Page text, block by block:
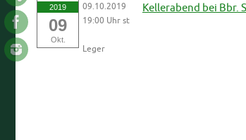
2019
09
Okt.
09.10.2019
19:00 Uhr st
Leger
Kellerabend bei Bbr.